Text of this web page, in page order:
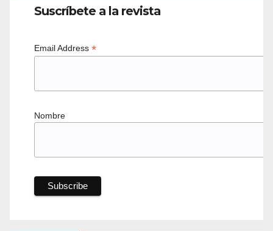
Suscríbete a la revista
Email Address *
Nombre